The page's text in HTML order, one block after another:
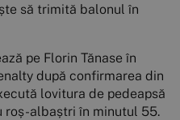
să trimită balonul în
pe Florin Tănase în
după confirmarea din
lovitura de pedeapsă
roș-albaștri în minutul 55.